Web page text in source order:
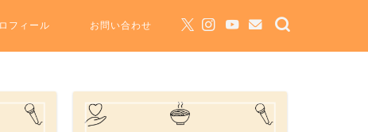
フィール お問い合わせ